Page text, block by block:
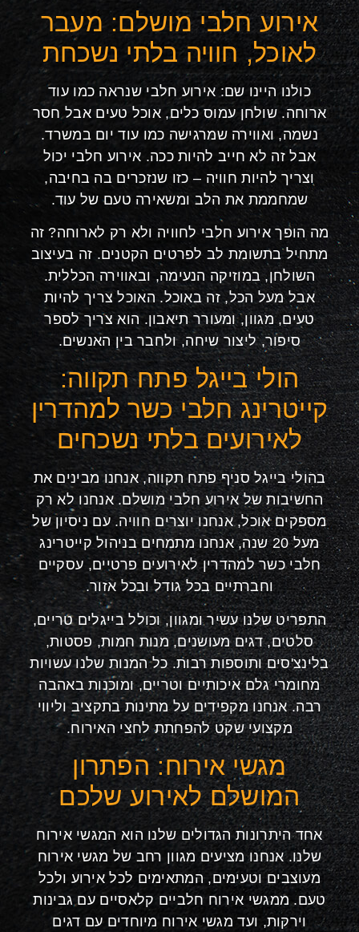
אירוע חלבי מושלם: מעבר
לאוכל, חוויה בלתי נשכחת
כולנו היינו שם: אירוע חלבי שנראה כמו עוד
ארוחה. שולחן עמוס כלים, אוכל טעים אבל חסר
נשמה, ואווירה שמרגישה כמו עוד יום במשרד.
אבל זה לא חייב להיות ככה. אירוע חלבי יכול
וצריך להיות חוויה – כזו שנזכרים בה בחיבה,
שמחממת את הלב ומשאירה טעם של עוד.
מה הופך אירוע חלבי לחוויה ולא רק לארוחה? זה
מתחיל בתשומת לב לפרטים הקטנים. זה בעיצוב
השולחן, במוזיקה הנעימה, ובאווירה הכללית.
אבל מעל הכל, זה באוכל. האוכל צריך להיות
טעים, מגוון, ומעורר תיאבון. הוא צריך לספר
סיפור, ליצור שיחה, ולחבר בין האנשים.
הולי בייגל פתח תקווה:
קייטרינג חלבי כשר למהדרין
לאירועים בלתי נשכחים
בהולי בייגל סניף פתח תקווה, אנחנו מבינים את
החשיבות של אירוע חלבי מושלם. אנחנו לא רק
מספקים אוכל, אנחנו יוצרים חוויה. עם ניסיון של
מעל 20 שנה, אנחנו מתמחים בניהול קייטרינג
חלבי כשר למהדרין לאירועים פרטיים, עסקיים
וחברתיים בכל גודל ובכל אזור.
התפריט שלנו עשיר ומגוון, וכולל בייגלים טריים,
סלטים, דגים מעושנים, מנות חמות, פסטות,
בלינצ'סים ותוספות רבות. כל המנות שלנו עשויות
מחומרי גלם איכותיים וטריים, ומוכנות באהבה
רבה. אנחנו מקפידים על מתינות בתקציב וליווי
מקצועי שקט להפחתת לחצי האירוח.
מגשי אירוח: הפתרון
המושלם לאירוע שלכם
אחד היתרונות הגדולים שלנו הוא המגשי אירוח
שלנו. אנחנו מציעים מגוון רחב של מגשי אירוח
מעוצבים וטעימים, המתאימים לכל אירוע ולכל
טעם. ממגשי אירוח חלביים קלאסיים עם גבינות
וירקות, ועד מגשי אירוח מיוחדים עם דגים